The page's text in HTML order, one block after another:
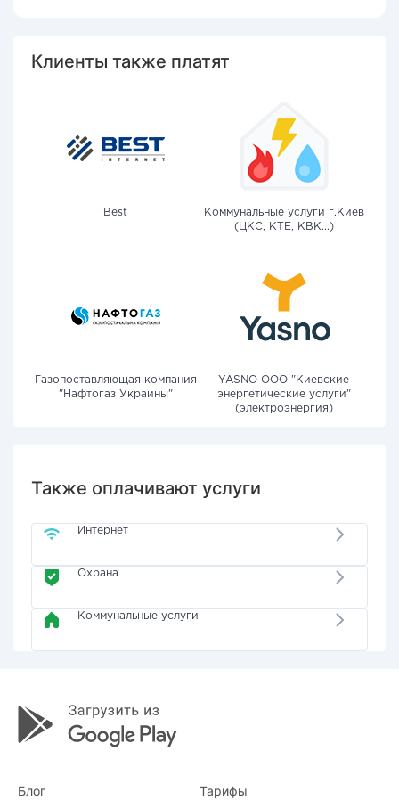
Клиенты также платят
Best
Коммунальные услуги г.Киев
(ЦКС, КТЕ, КВК...)
Газопоставляющая компания
"Нафтогаз Украины"
YASNO OOO "Киевские
энергетические услуги"
(электроэнергия)
Также оплачивают услуги
Интернет
Охрана
Коммунальные услуги
Блог Тарифы